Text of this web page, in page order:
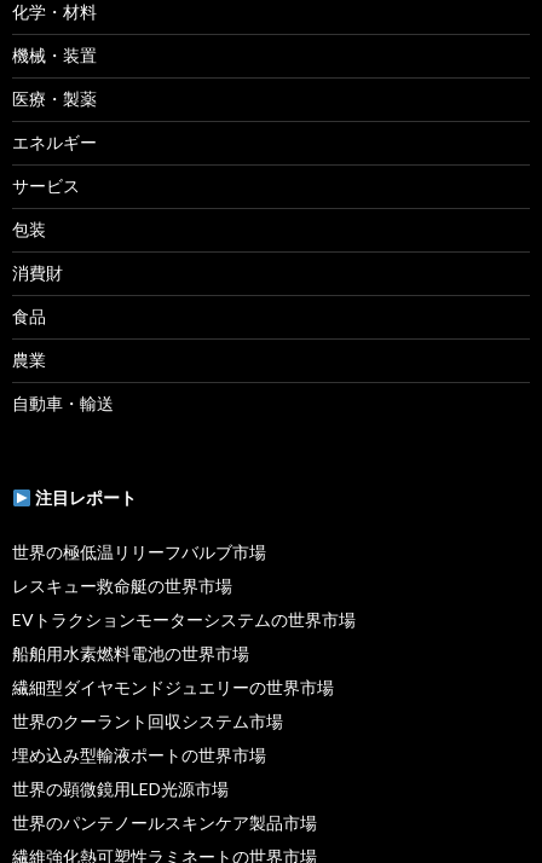
化学・材料
機械・装置
医療・製薬
エネルギー
サービス
包装
消費財
食品
農業
自動車・輸送
注目レポート
世界の極低温リリーフバルブ市場
レスキュー救命艇の世界市場
EVトラクションモーターシステムの世界市場
船舶用水素燃料電池の世界市場
繊細型ダイヤモンドジュエリーの世界市場
世界のクーラント回収システム市場
埋め込み型輸液ポートの世界市場
世界の顕微鏡用LED光源市場
世界のパンテノールスキンケア製品市場
繊維強化熱可塑性ラミネートの世界市場